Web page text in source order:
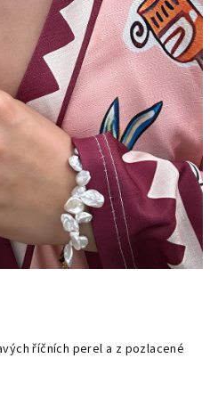
říčních perel a z pozlacené